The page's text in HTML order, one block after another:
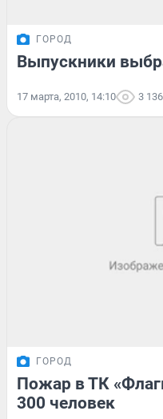
ГОРОД
Выпускники
17 марта, 2010, 14:10 3 136
ГОРОД
Пожар в ТК
300 человек